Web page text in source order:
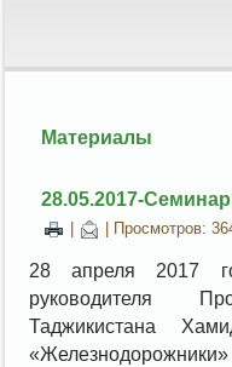
Материалы
28.05.2017-
| Просмотров:
28 апреля 2017
руководителя
Таджикистана